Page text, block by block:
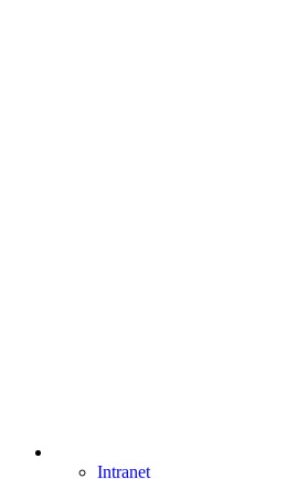
Intranet